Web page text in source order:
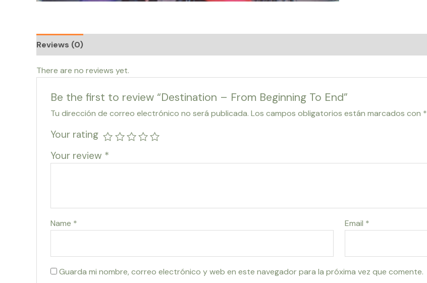
Reviews (0)
There are no reviews yet.
Be the first to review “Destination – From Beginning To End”
Tu dirección de correo electrónico no será publicada. Los campos obligatorios están marcados con *
Your rating
Your review *
Name * Email *
Guarda mi nombre, correo electrónico y web en este navegador para la próxima vez que comente.